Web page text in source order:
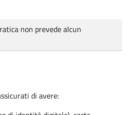
non prevede alcun
di avere: